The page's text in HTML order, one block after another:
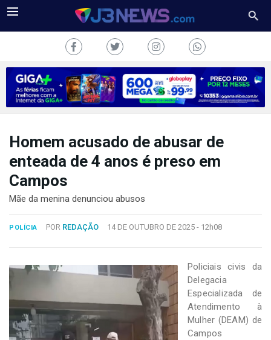
J3NEWS
COLUNAS
CONOSCO
Copyright
Desenvolvido
por
Hesea
Tecnologia
Homem acusado de abusar de
enteada de 4 anos é preso em
Campos
Mãe da menina denunciou abusos
POLÍCIA POR REDAÇÃO 14 DE OUTUBRO DE 2025 - 12h08
Policiais civis da
Delegacia
Especializada de
Atendimento à
Mulher (DEAM) de
Campos